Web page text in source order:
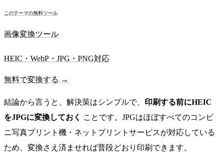
このテーマの無料ツール
画像変換ツール
HEIC・WebP・JPG・PNG対応
無料で変換する →
結論から言うと、解決策はシンプルで、 印刷する前にHEIC
をJPGに変換しておく
ことです。JPGはほぼすべてのコンビ
ニ写真プリント機・ネットプリントサービスが対応している
ため、変換さえ済ませれば普段どおり印刷できます。